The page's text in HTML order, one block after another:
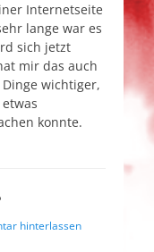
Internetseite
lange war es
sich jetzt
mir das auch
wichtiger,
konnte.
hinterlassen